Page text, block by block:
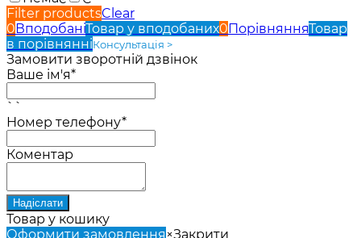
Filter productsClear
0ВподобаніТовар у вподобаних0ПорівнянняТовар
в порівнянніКонсультація >
Замовити зворотній дзвінок
Ваше ім'я*
``
Номер телефону*
Коментар
Товар у кошику
Оформити замовлення ×Закрити